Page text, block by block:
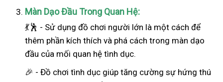
Màn Dạo Đầu Trong Quan Hệ:
💃🕺 - Sử dụng đồ chơi người lớn là một cách để
thêm phần kích thích và phá cách trong màn dạo
đầu của mối quan hệ tình dục.
🎉 - Đồ chơi tình dục giúp tăng cường sự hứng thú